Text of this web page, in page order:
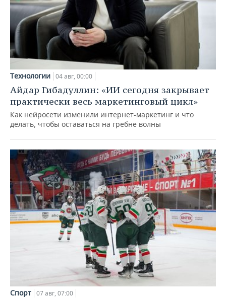
Технологии 04 авг, 00:00
Айдар Гибадуллин: «ИИ сегодня закрывает
практически весь маркетинговый цикл»
Как нейросети изменили интернет-маркетинг и что
делать, чтобы оставаться на гребне волны
Спорт 07 авг, 07:00